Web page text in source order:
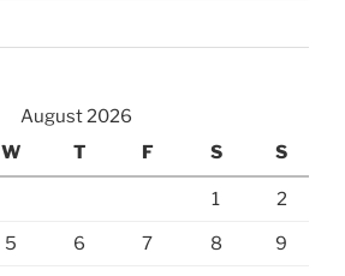
August 2026
W T F S S
1 2
5 6 7 8 9